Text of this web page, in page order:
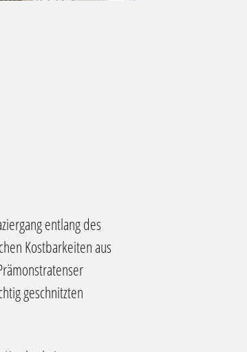
entlang des
Kostbarkeiten aus
geschnitzten